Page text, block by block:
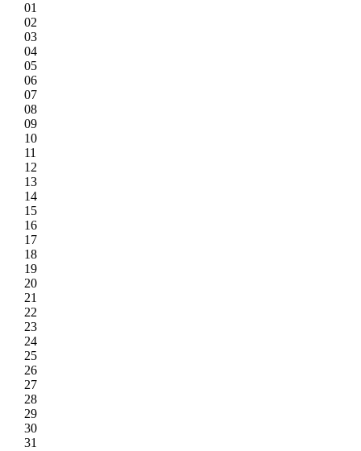
01
02
03
04
05
06
07
08
09
10
11
12
13
14
15
16
17
18
19
20
21
22
23
24
25
26
27
28
29
30
31